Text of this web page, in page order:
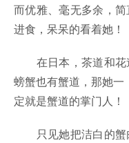
而优雅、毫无多余，
进食，呆呆的看着她！
在日本，茶道和花
螃蟹也有蟹道，那她一
定就是蟹道的掌门人！
只见她把洁白的蟹